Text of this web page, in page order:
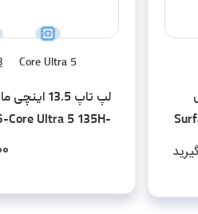
Core Ultra 5
لپ تاپ
Core Ultra 5 135H-
256SSD-Touch